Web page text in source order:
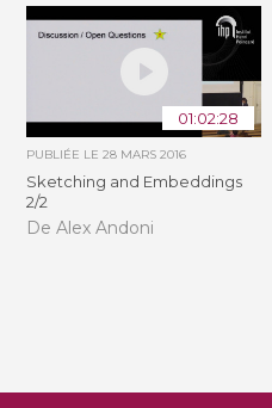
01:02:28
PUBLIÉE LE28 MARS 2016
Sketching and Embeddings
2/2
De Alex Andoni